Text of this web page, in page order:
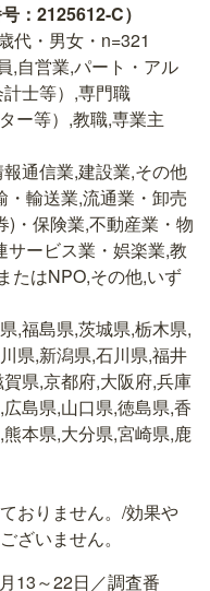
：2125612-C）
代・男女・n=321
,自営業,パート・アル
士等）,専門職
ー等）,教職,専業主
通信業,建設業,その他
輸送業,流通業・卸売
)・保険業,不動産業・物
ービス業・娯楽業,教
たはNPO,その他,いず
,福島県,茨城県,栃木県,
県,新潟県,石川県,福井
県,京都府,大阪府,兵庫
島県,山口県,徳島県,香
本県,大分県,宮崎県,鹿
おりません。/効果や
ざいません。
13～22日／調査番